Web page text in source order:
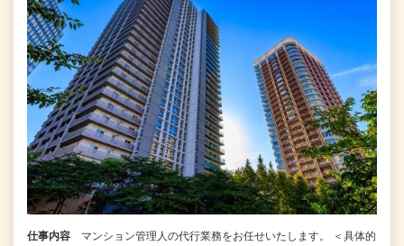
仕事内容
マンション管理人の代行業務をお任せいたします。 ＜具体的